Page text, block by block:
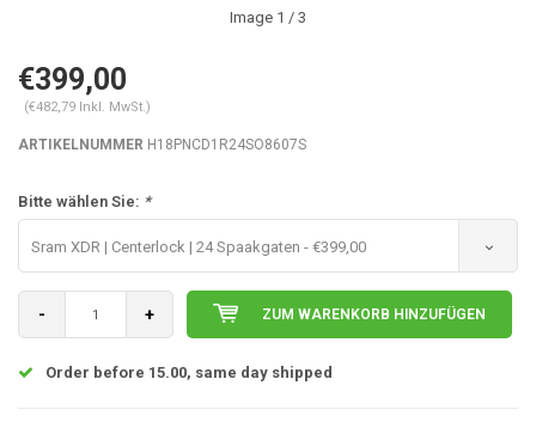
Image 1 / 3
€399,00
(€482,79 Inkl. MwSt.)
ARTIKELNUMMER H18PNCD1R24SO8607S
Bitte wählen Sie: *
Sram XDR | Centerlock | 24 Spaakgaten - €399,00
- + ZUM WARENKORB HINZUFÜGEN
Order before 15.00, same day shipped